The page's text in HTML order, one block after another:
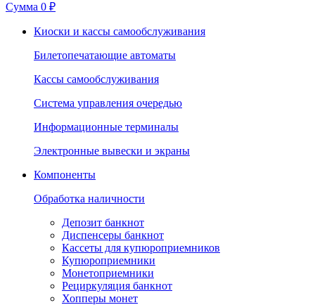
Сумма 0 ₽
Киоски и кассы самообслуживания
Билетопечатающие автоматы
Кассы самообслуживания
Система управления очередью
Информационные терминалы
Электронные вывески и экраны
Компоненты
Обработка наличности
Депозит банкнот
Диспенсеры банкнот
Кассеты для купюроприемников
Купюроприемники
Монетоприемники
Рециркуляция банкнот
Хопперы монет